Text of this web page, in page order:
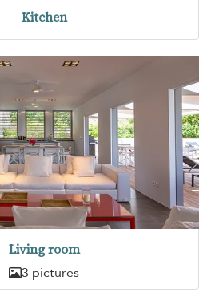
Kitchen
Living room
3 pictures